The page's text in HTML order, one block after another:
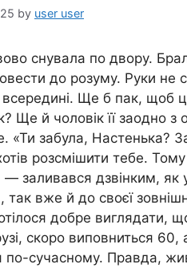
by user user
снувала по двору.
до розуму. Руки не
всередині. Ще б пак, щоб
Ще й чоловік її заодно
«Ти забула, Настенька?
розсмішити тебе.
— заливався дзвінким,
так вже й до своєї
добре виглядати,
скоро виповниться
по-сучасному. Правда,